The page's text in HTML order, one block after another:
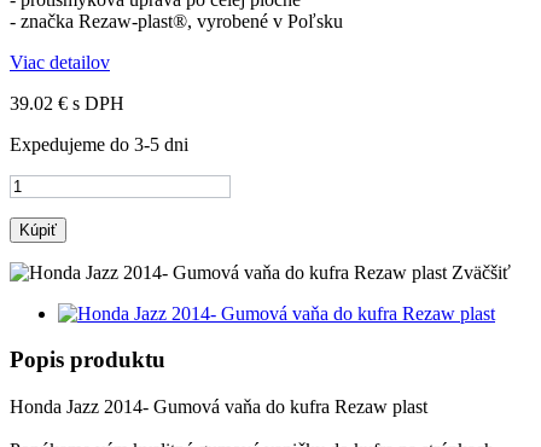
- značka Rezaw-plast®, vyrobené v Poľsku
Viac detailov
39.02 € s DPH
Expedujeme do 3-5 dni
Kúpiť
Zväčšiť
Popis produktu
Honda Jazz 2014- Gumová vaňa do kufra Rezaw plast